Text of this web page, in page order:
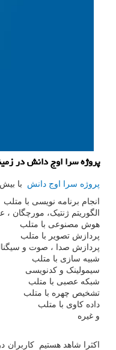
پروژه سرا اوج دانش در
پروژه سرا اوج دانش با
انجام برنامه نویسی با متلب
الگوریتم ژنتیک، مورچگان
هوش مصنوعی با متلب
پردازش تصویر با متلب
پردازش صدا ، صوت و
شبیه سازی با متلب
سیمولینک و کدنویسی
شبکه عصبی با متلب
تشخیص چهره با متلب
داده کاوی با متلب
و غیره
اکثرا شاهد هستیم کاربران